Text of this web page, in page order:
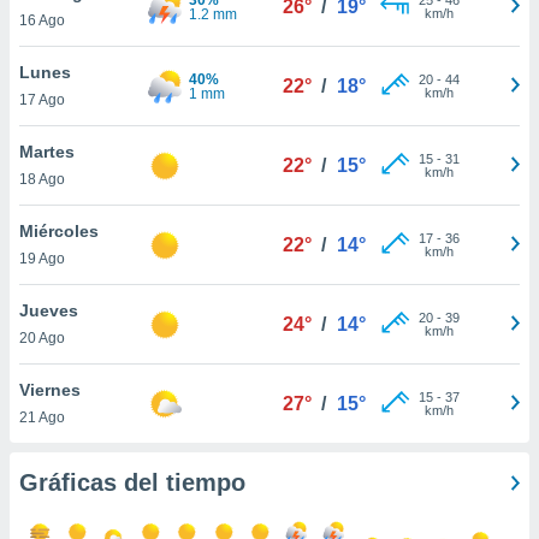
y
más
nuestra
y
de
disponible
cookies
aceptar
16 Ago
1.2 mm
26° / 19°
km/h
Lunes
17 Ago
40%
1 mm
22° / 18° 20- 44
km/h
Martes
18 Ago
22° / 15° 15- 31
km/h
Miércoles
19 Ago
22° / 14° 17- 36
km/h
Jueves
20 Ago
24° / 14° 20- 39
km/h
Viernes
21 Ago
27° / 15° 15- 37
km/h
Gráficas del tiempo